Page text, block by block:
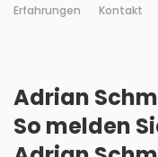
Erfahrungen Kontakt
Adrian
So melden